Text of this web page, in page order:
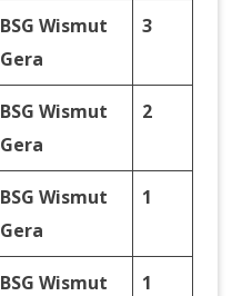
BSG Wismut
Gera
3
BSG Wismut
Gera
2
BSG Wismut
Gera
1
BSG Wismut
1